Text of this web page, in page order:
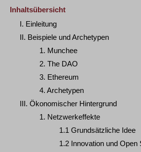
Inhaltsübersicht
I. Einleitung
II. Beispiele und Archetypen
1. Munchee
2. The DAO
3. Ethereum
4. Archetypen
III. Ökonomischer Hintergrund
1. Netzwerkeffekte
1.1 Grundsätzliche Idee
1.2 Innovation und Open